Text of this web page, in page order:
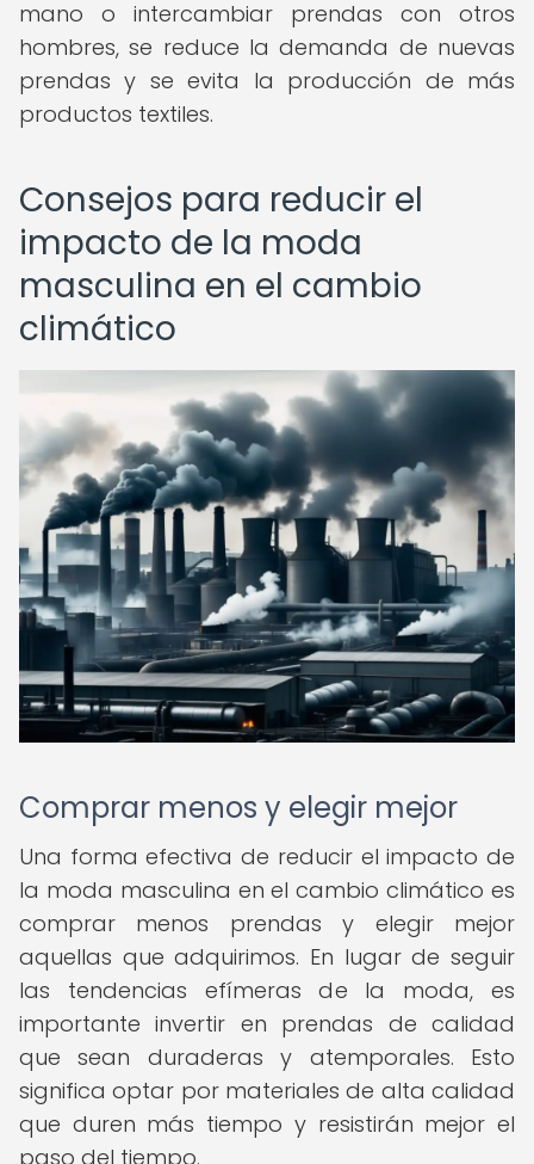
mano o intercambiar prendas con otros
hombres, se reduce la demanda de nuevas
prendas y se evita la producción de más
productos textiles.
Consejos para reducir el
impacto de la moda
masculina en el cambio
climático
Comprar menos y elegir mejor
Una forma efectiva de reducir el impacto de
la moda masculina en el cambio climático es
comprar menos prendas y elegir mejor
aquellas que adquirimos. En lugar de seguir
las tendencias efímeras de la moda, es
importante invertir en prendas de calidad
que sean duraderas y atemporales. Esto
significa optar por materiales de alta calidad
que duren más tiempo y resistirán mejor el
paso del tiempo.